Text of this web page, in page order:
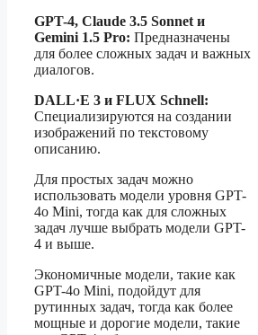
GPT-4, Claude 3.5 Sonnet и
Gemini 1.5 Pro: Предназначены
для более сложных задач и важных
диалогов.
DALL·E 3 и FLUX Schnell:
Специализируются на создании
изображений по текстовому
описанию.
Для простых задач можно
использовать модели уровня GPT-
4o Mini, тогда как для сложных
задач лучше выбрать модели GPT-
4 и выше.
Экономичные модели, такие как
GPT-4o Mini, подойдут для
рутинных задач, тогда как более
мощные и дорогие модели, такие